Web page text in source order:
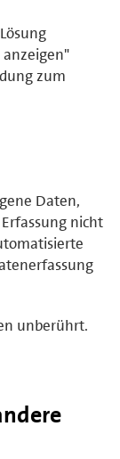
anzeigen"
zum
Daten,
nicht
unberührt.